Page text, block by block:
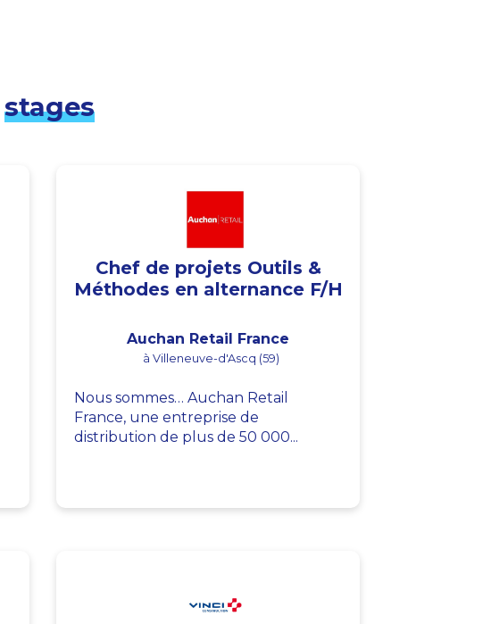
stages
Chef de projets Outils &
Méthodes en alternance F/H
Auchan Retail France
à Villeneuve-d'Ascq (59)
Nous sommes… Auchan Retail
France, une entreprise de
distribution de plus de 50 000...